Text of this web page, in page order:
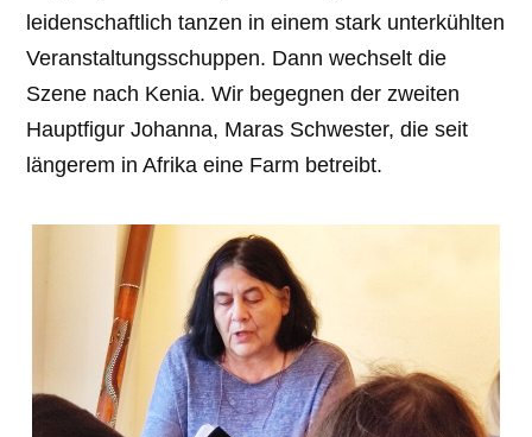
leidenschaftlich tanzen in einem stark unterkühlten
Veranstaltungsschuppen. Dann wechselt die
Szene nach Kenia. Wir begegnen der zweiten
Hauptfigur Johanna, Maras Schwester, die seit
längerem in Afrika eine Farm betreibt.